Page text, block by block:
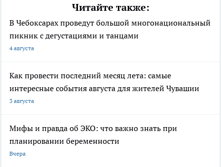
Читайте также:
В Чебоксарах проведут большой многонациональный
пикник с дегустациями и танцами
4 августа
Как провести последний месяц лета: самые
интересные события августа для жителей Чувашии
3 августа
Мифы и правда об ЭКО: что важно знать при
планировании беременности
Вчера